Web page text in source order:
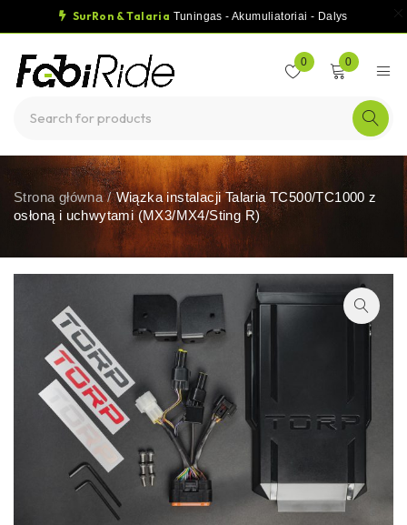
SurRon & Talaria Tuningas - Akumuliatoriai - Dalys
0 0
Strona główna / Wiązka instalacji Talaria TC500/TC1000 z
osłoną i uchwytami (MX3/MX4/Sting R)